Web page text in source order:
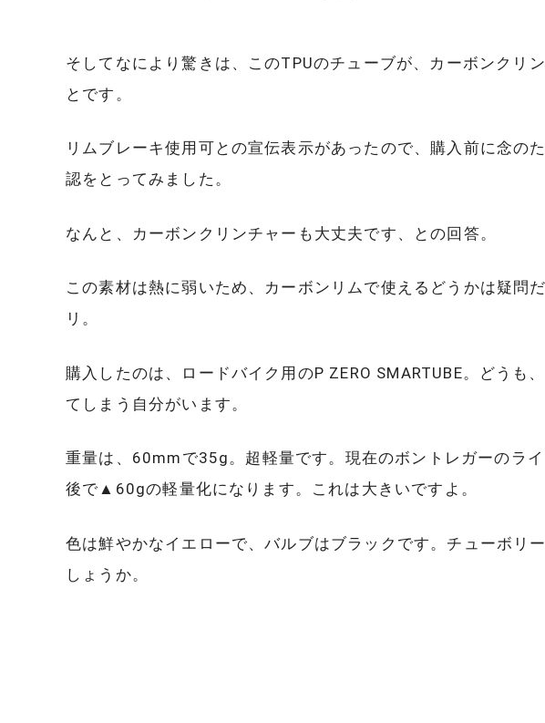
そしてなにより驚きは、このTPUのチューブが、カーボンクリ
とです。
リムブレーキ使用可との宣伝表示があったので、購入前に念の
認をとってみました。
なんと、カーボンクリンチャーも大丈夫です、との回答。
この素材は熱に弱いため、カーボンリムで使えるどうかは疑問
リ。
購入したのは、ロードバイク用のP ZERO SMARTUBE。どうも
てしまう自分がいます。
重量は、60mmで35g。超軽量です。現在のボントレガーのラ
後で▲60gの軽量化になります。これは大きいですよ。
色は鮮やかなイエローで、バルブはブラックです。チューボリ
しょうか。